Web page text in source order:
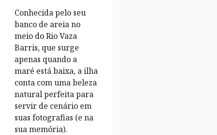
Conhecida pelo seu
banco de areia no
meio do Rio Vaza
Barris, que surge
apenas quando a
maré está baixa, a ilha
conta com uma beleza
natural perfeita para
servir de cenário em
suas fotografias (e na
sua memória).